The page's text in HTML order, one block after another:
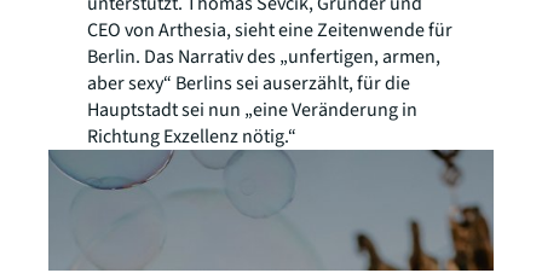
CEO von Arthesia, sieht eine Zeitenwende für
Berlin. Das Narrativ des „unfertigen, armen,
aber sexy“ Berlins sei auserzählt, für die
Hauptstadt sei nun „eine Veränderung in
Richtung Exzellenz nötig.“